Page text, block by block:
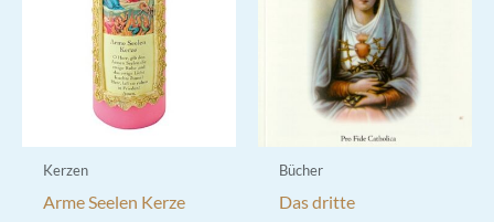
Kerzen
Arme Seelen Kerze
Bücher
Das dritte